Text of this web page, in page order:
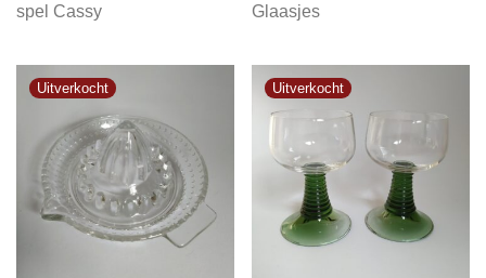
spel Cassy
Glaasjes